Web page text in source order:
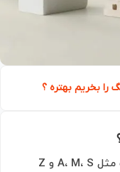
بهتره ؟
گوشی‌های سامسونگ در سری‌های مختلف مثل A، M، S و Z